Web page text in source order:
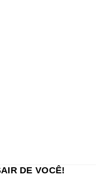
DE VOCÊ!